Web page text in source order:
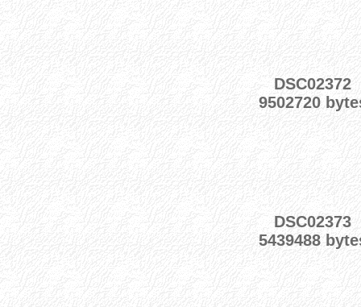
DSC02372
9502720
DSC02373
5439488